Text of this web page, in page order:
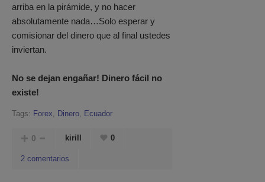
arriba en la pirámide, y no hacer
absolutamente nada…Solo esperar y
comisionar del dinero que al final ustedes
inviertan.
No se dejan engañar! Dinero fácil no
existe!
Tags: Forex Dinero Ecuador
0 kirill 0
2 comentarios